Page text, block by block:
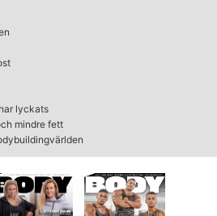
lyckats
mindre fett